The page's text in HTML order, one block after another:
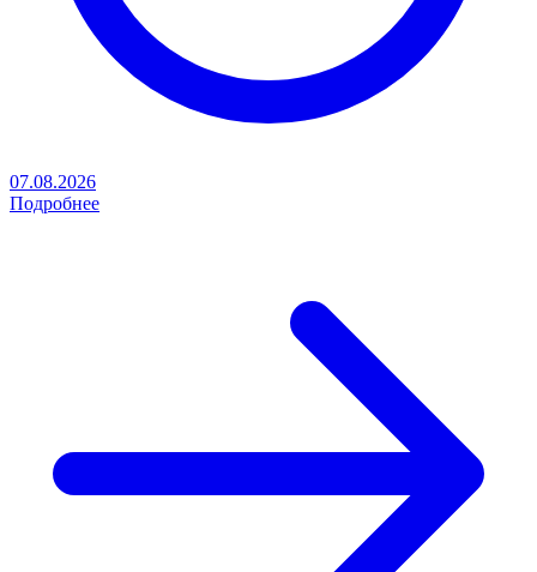
07.08.2026
Подробнее